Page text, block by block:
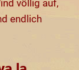
völlig auf,
endlich